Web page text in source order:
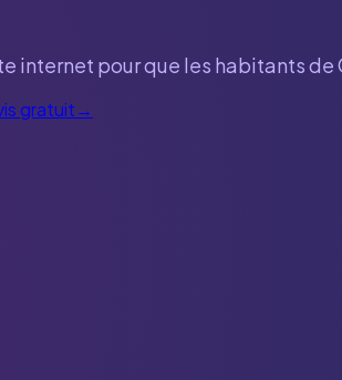
internet pour que les habitants de
gratuit→